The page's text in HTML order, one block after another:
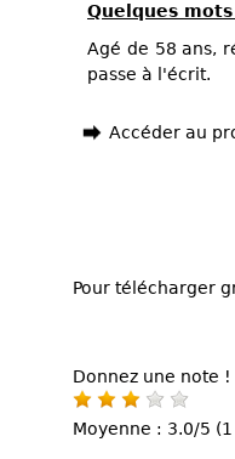
Quelques
Agé de 58 ans,
passe à l'écrit.
Accéder au
Pour télécharger
Donnez une note !
Moyenne : 3.0/5